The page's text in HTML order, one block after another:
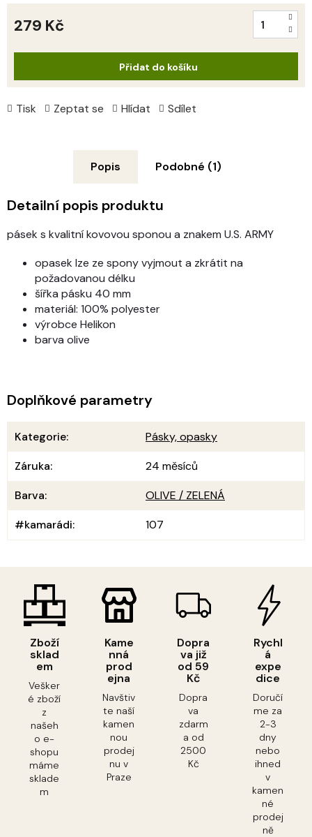
Tisk Zeptat se Hlídat Sdílet
279 Kč
Přidat do košíku
Zboží
sklad
em
Vešker
é zboží
z
našeh
o e-
shopu
máme
sklade
m
Kame
nná
prod
ejna
Navštiv
te naší
kamen
nou
prodej
nu v
Praze
Dopra
va již
od 59
Kč
Dopra
va
zdarm
a od
2500
Kč
Rychl
á
expe
dice
Doručí
me za
2-3
dny
nebo
ihned
v
kamen
né
prodej
ně
Popis Podobné (1)
Detailní popis produktu
pásek s kvalitní kovovou sponou a znakem U.S. ARMY
opasek lze ze spony vyjmout a zkrátit na
požadovanou délku
šířka pásku 40 mm
materiál: 100% polyester
výrobce Helikon
barva olive
Doplňkové parametry
Kategorie:
Pásky, opasky
Záruka:
24 měsíců
Barva:
OLIVE / ZELENÁ
#kamarádi: 107